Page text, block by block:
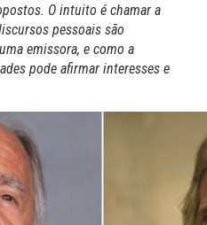
O intuito é chamar a
pessoais são
emissora, e como a
pode afirmar interesses e